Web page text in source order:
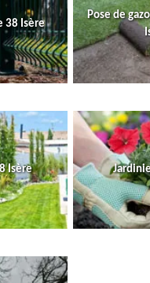
38 Isère
Pose de
Isère